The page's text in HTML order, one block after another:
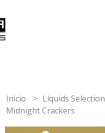
Inicio Liquids Selection
Midnight Crackers